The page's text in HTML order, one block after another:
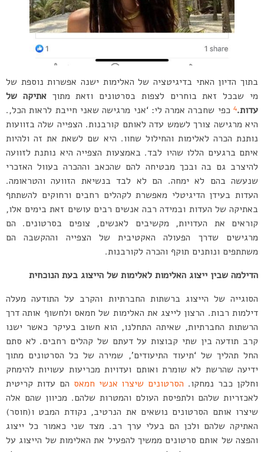
בתוך הדיון האתי בדיגיטציה של האלימות ישנה אפשרות נוספת של
מי שבכל זאת בוחרים לצפות בסרטונים וזאת מתוךאתיקה של
עדות.4 כפי שחברה אמרה לי: ‘אני מרגישה שאני חייבת לראות הכל,.
היא מרגישה צורך לשמש עדה לאותם קורבנות. הצפייה שלה בזוועות
נותנת הכרה לאלימות והחילול שחוו. היא שם לשאת את זה ולהיות
איתם ברגעים הללו שהיו לבד. באמצעות הצפייה היא נותנת לזוועה
להיצרב גם בה ובכך מבטיחה להם שהכאב וההכרה בעוול האזכרי
שנעשה בהם לא ימחה. הם לא לבד בנשיאת הזוועה והטראומה.
העדות בעידן הדיגיטלי מאפשרת לקהלים רחבים ורחוקים להשתתף
באתיקה של העדות ובמידה רבה אנשים רבים עושים זאת בימים אלו,
קוראים את העדויות, מקשיבים לאנשים, צופים בסרטונים. הם
מרגישים שדרך הפעולה האקטיבית של הצפייה וההקשבה הם
משתתפים ונותנים תוקף והכרה לקורבנות.
הדילמה שבין ייצוג האלימות לאלימות של הייצוג בעת הנוכחית
הסוגייה של הייצוג ברשתות החברתיות והקרב על התודעה מעלה
דילמות רבות. הרצון לייצג את האלימות של חמאס ולחשוף אותה דרך
הרשתות החברתיות, שאיתה התחלנו, הוא חשוב בעיקר כאשר ישנו
קרב תודעה בין שתי קבוצות על דעתם של קהלים רחבים. לא סתם
החל תהליך של ‘תיעוד התיעודים’, שמירה של כל הסרטונים מתוך
ידיעה שהרשת לא שומרת ואותם ועדויות מכריעות עשויות להימחק
וחלקן כבר נמחקו. הסרטונים שיצרו אנשי חמאס הם עדות קריטית
לאכזריות שלהם ולתפיסת העולם והמטרות שלהם. מכיוון שהם אלה
שיצרו אותם הסרטונים נושאים את הנרטיב, נקודת המבט ו(חוסר)
האתיקה שלהם ולכן הם בעלי ערך רב. מצד שני כאמור כל ייצוג
והפצה של אותם סרטונים ממשיך להפעיל את האלימות של הייצוג על